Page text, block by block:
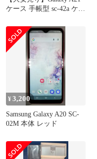
ケース 手帳型 sc-42a ケー
ス SC-02M SCV46（日本
版）耐衝撃かわいのパタ
ーン galaxya20スマホケー
ス ギャラクシーa21ケー
ス ギャラクシーa20ケー
¥3,200
Samsung Galaxy A20 SC-
02M 本体 レッド